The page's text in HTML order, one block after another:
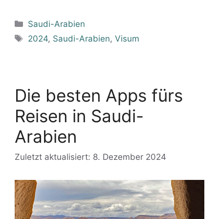
Kategorien
Saudi-Arabien
Schlagwörter
2024, Saudi-Arabien,Visum
Die besten Apps fürs
Reisen in Saudi-
Arabien
Zuletzt aktualisiert: 8. Dezember 2024